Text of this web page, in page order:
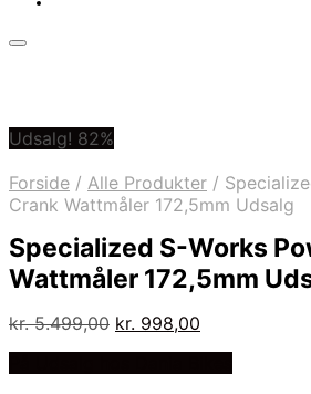
Udsalg! 82%
Forside / Alle Produkter /
Crank Wattmåler 172,5mm Udsalg
Specialized S-Works
Wattmåler 172,5mm
kr.5.499,00 Den
kr. 998,00